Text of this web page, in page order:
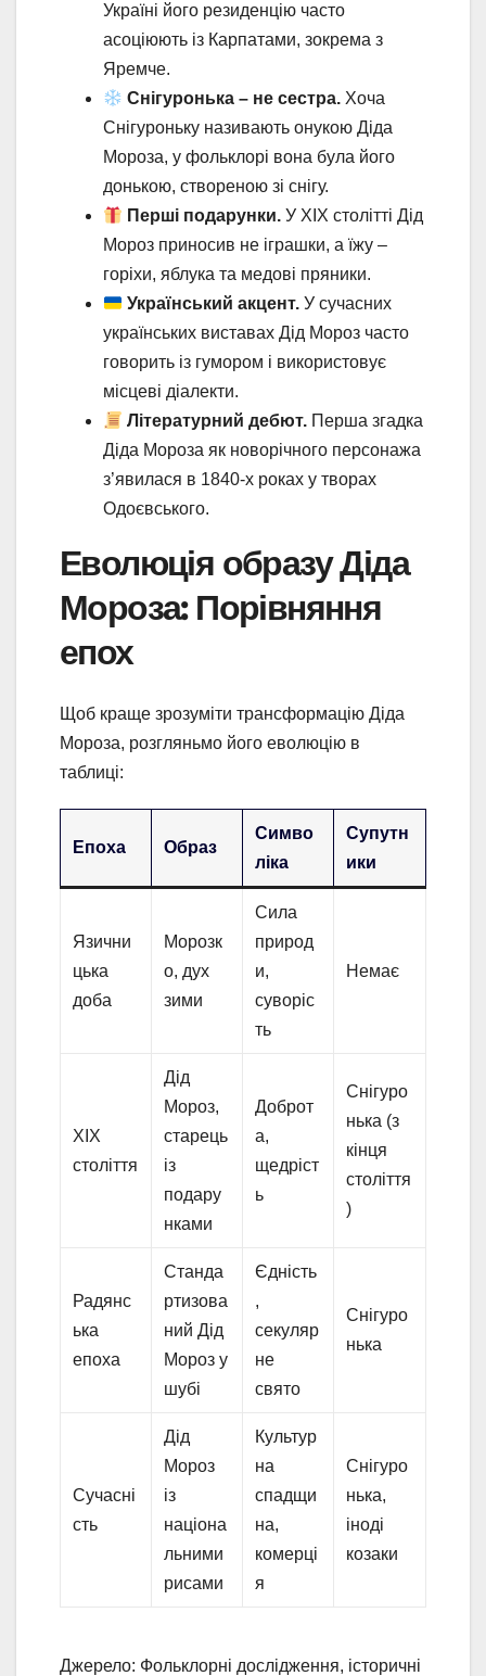
Україні його резиденцію часто
асоціюють із Карпатами, зокрема з
Яремче.
Снігуронька – не сестра. Хоча
Снігуроньку називають онукою Діда
Мороза, у фольклорі вона була його
донькою, створеною зі снігу.
Перші подарунки. У XIX столітті Дід
Мороз приносив не іграшки, а їжу –
горіхи, яблука та медові пряники.
Український акцент. У сучасних
українських виставах Дід Мороз часто
говорить із гумором і використовує
місцеві діалекти.
Літературний дебют. Перша згадка
Діда Мороза як новорічного персонажа
з’явилася в 1840-х роках у творах
Одоєвського.
Еволюція образу Діда
Мороза: Порівняння
епох
Щоб краще зрозуміти трансформацію Діда
Мороза, розгляньмо його еволюцію в
таблиці:
Епоха Образ
Симво
ліка
Супутн
ики
Язични
цька
доба
Морозк
о, дух
зими
Сила
природ
и,
суворіс
ть
Немає
XIX
століття
Дід
Мороз,
старець
із
подару
нками
Доброт
а,
щедріст
ь
Снігуро
нька (з
кінця
століття
)
Радянс
ька
епоха
Станда
ртизова
ний Дід
Мороз у
шубі
Єдність
,
секуляр
не
свято
Снігуро
нька
Сучасні
сть
Дід
Мороз
із
націона
льними
рисами
Культур
на
спадщи
на,
комерці
я
Снігуро
нька,
іноді
козаки
Джерело: Фольклорні дослідження, історичні